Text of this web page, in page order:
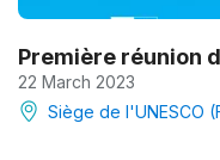
Première réunion
22 March 2023
Siège de l'UNESCO